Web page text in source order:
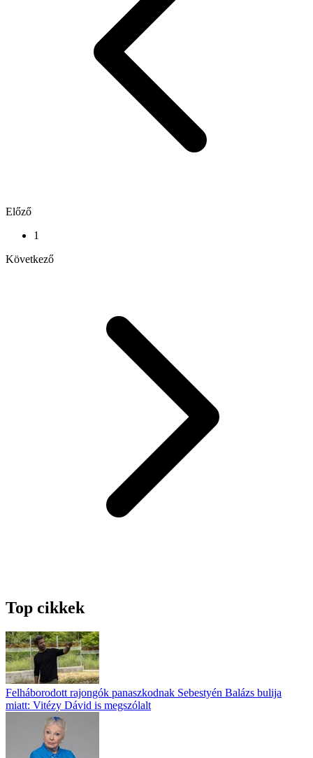
Előző
1
Következő
Top cikkek
Felháborodott rajongók panaszkodnak Sebestyén Balázs bulija
miatt: Vitézy Dávid is megszólalt